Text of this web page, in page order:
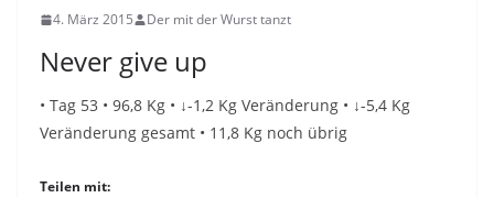
4. März 2015 Der mit der Wurst tanzt
Never give up
• Tag 53 • 96,8 Kg • ↓-1,2 Kg Veränderung • ↓-5,4 Kg
Veränderung gesamt • 11,8 Kg noch übrig
Teilen mit: